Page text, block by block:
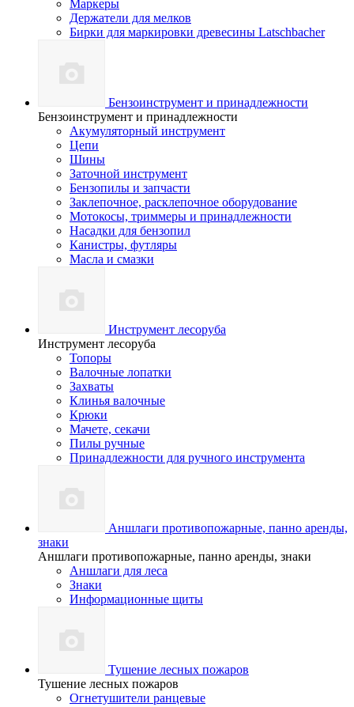
Маркеры
Держатели для мелков
Бирки для маркировки древесины Latschbacher
Бензоинструмент и принадлежности
Бензоинструмент и принадлежности
Акумуляторный инструмент
Цепи
Шины
Заточной инструмент
Бензопилы и запчасти
Заклепочное, расклепочное оборудование
Мотокосы, триммеры и принадлежности
Насадки для бензопил
Канистры, футляры
Масла и смазки
Инструмент лесоруба
Инструмент лесоруба
Топоры
Валочные лопатки
Захваты
Клинья валочные
Крюки
Мачете, секачи
Пилы ручные
Принадлежности для ручного инструмента
Аншлаги противопожарные, панно аренды,
знаки
Аншлаги противопожарные, панно аренды, знаки
Аншлаги для леса
Знаки
Информационные щиты
Тушение лесных пожаров
Тушение лесных пожаров
Огнетушители ранцевые